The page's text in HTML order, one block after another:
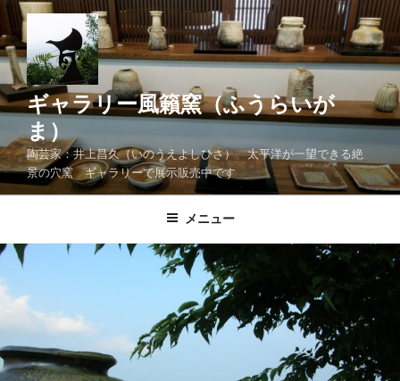
コ
ン
テ
ン
ツ
へ
キ
ッ
ギャラリー風籟窯（ふうらいが
ま）
陶芸家：井上昌久（いのうえよしひさ） 太平洋が一望できる絶
景の穴窯 ギャラリーで展示販売中です
メニュー